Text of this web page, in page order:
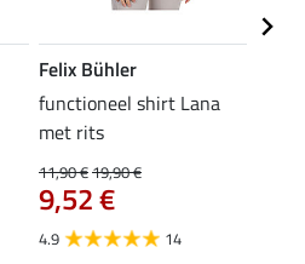
Felix Bühler
functioneel shirt Lana
met rits
11,90 €19,90 €
9,52 €
4.9 14